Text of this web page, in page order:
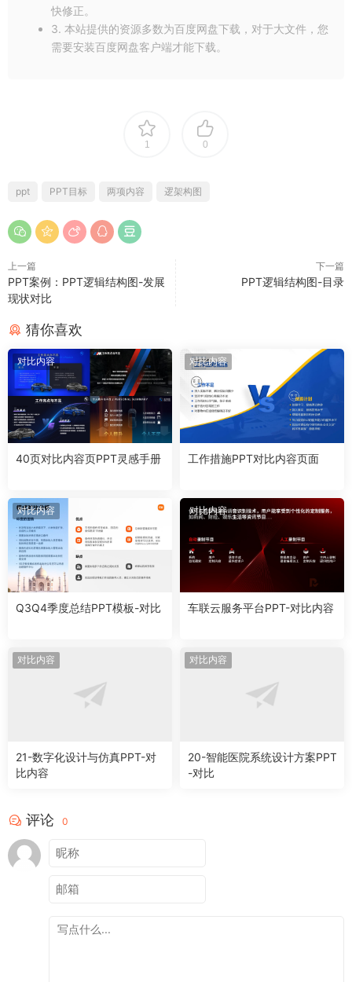
快修正。
3. 本站提供的资源多数为百度网盘下载，对于大文件，您
需要安装百度网盘客户端才能下载。
1 0
ppt PPT目标 两项内容 逻架构图
上一篇
PPT案例：PPT逻辑结构图-发展
现状对比
下一篇
PPT逻辑结构图-目录
猜你喜欢
对比内容
40页对比内容页PPT灵感手册
对比内容
工作措施PPT对比内容页面
对比内容
Q3Q4季度总结PPT模板-对比
对比内容
车联云服务平台PPT-对比内容
对比内容
21-数字化设计与仿真PPT-对
比内容
对比内容
20-智能医院系统设计方案PPT
-对比
评论 0